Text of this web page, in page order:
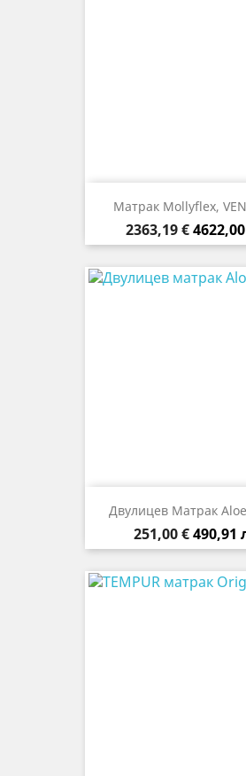
Mатрак Mollyflex,
Цена
2363,19 €
Двулицев Матрак
Цена
251,00 €490,91